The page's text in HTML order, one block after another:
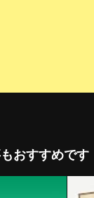
おすすめです